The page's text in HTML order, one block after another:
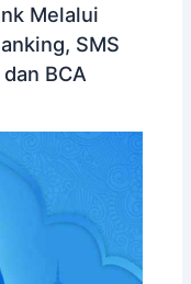
Melalui
SMS
BCA